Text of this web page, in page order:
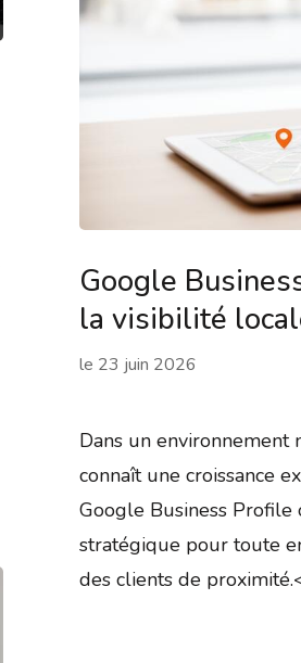
Google
la visibilité
le 23 juin 2026
Dans un
connaît une croissance
Google Business
stratégique pour toute
des clients de